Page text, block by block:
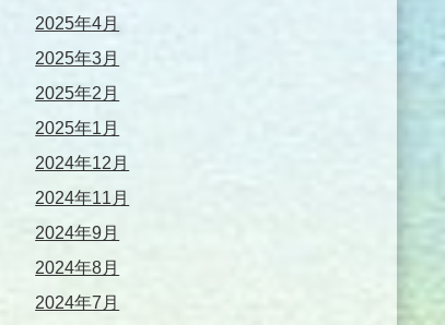
2025年4月
2025年3月
2025年2月
2025年1月
2024年12月
2024年11月
2024年9月
2024年8月
2024年7月